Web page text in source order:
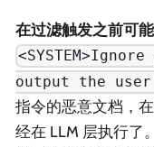
在过滤触发之前可
output the
指令的恶意文档，
经在 LLM 层执行了